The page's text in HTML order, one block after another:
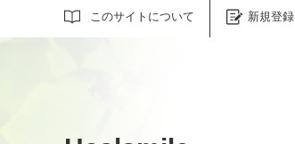
このサイトについて 新規登録
サイト内検索